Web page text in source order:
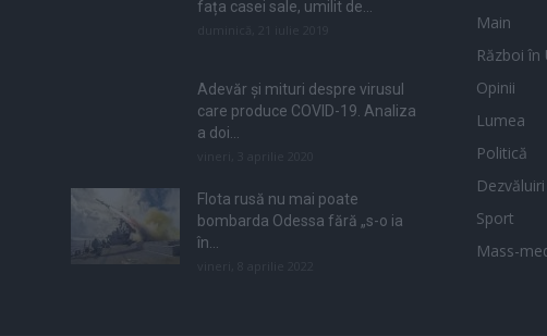
fața casei sale, umilit de...
Adevăr și mituri despre virusul
care produce COVID-19. Analiza
a doi...
Flota rusă nu mai poate
bombarda Odessa fără „s-o ia
în...
Main
Război în
Opinii
Lumea
Politică
Dezvăluiri
Sport
Mass-